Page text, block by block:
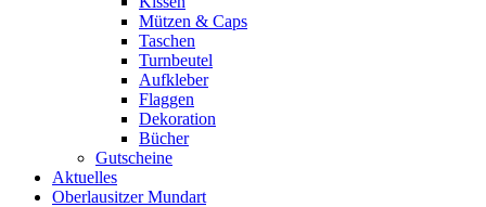
Mützen & Caps
Taschen
Turnbeutel
Aufkleber
Flaggen
Dekoration
Bücher
Gutscheine
Aktuelles
Oberlausitzer Mundart